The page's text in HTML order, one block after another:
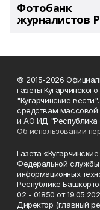
Фотобанк
журналистов
© 2015-2026
газеты
"Кугарчинские
средствам массовой
и АО ИД "Республика
Об использовании
Газета
Федеральной службы
информационных
Республике
02 - 01850 от
Директор (главный